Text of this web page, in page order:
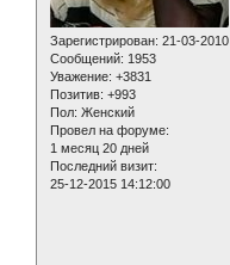
Зарегистрирован: 21-03-2010
Сообщений: 1953
Уважение: +3831
Позитив: +993
Пол: Женский
Провел на форуме:
1 месяц 20 дней
Последний визит:
25-12-2015 14:12:00